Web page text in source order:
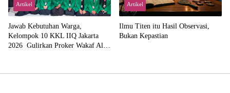
Artikel
Jawab Kebutuhan Warga,
Kelompok 10 KKL IIQ Jakarta
2026 Gulirkan Proker Wakaf Al-
Artikel
Ilmu Titen itu Hasil Observasi,
Bukan Kepastian